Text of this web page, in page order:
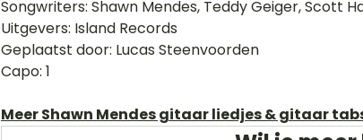
Songwriters: Shawn Mendes, Teddy Geiger, Scott
Uitgevers: Island Records
Geplaatst door: Lucas Steenvoorden
Capo: 1
Meer Shawn Mendes gitaar liedjes & gitaar